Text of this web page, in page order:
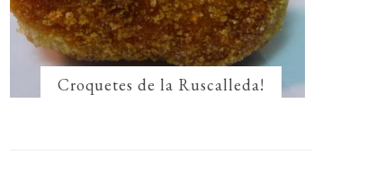
Croquetes de la Ruscalleda!